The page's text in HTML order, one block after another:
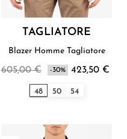
TAGLIATORE
Blazer Homme Tagliatore
605,00 € -30% 423,50 €
48 50 54